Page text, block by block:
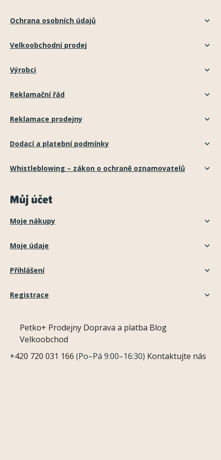
Ochrana osobních údajů
Velkoobchodní prodej
Výrobci
Reklamační řád
Reklamace prodejny
Dodací a platební podmínky
Whistleblowing – zákon o ochraně oznamovatelů
Můj účet
Moje nákupy
Moje údaje
Přihlášení
Registrace
Petko+ Prodejny Doprava a platba Blog
Velkoobchod
+420 720 031 166 (Po–Pá 9:00–16:30) Kontaktujte nás